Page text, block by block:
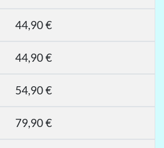
44,90 €
44,90 €
54,90 €
79,90 €